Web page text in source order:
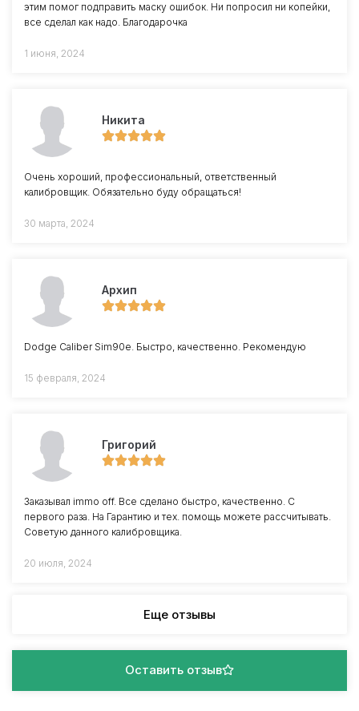
этим помог подправить маску ошибок. Ни попросил ни копейки,
все сделал как надо. Благодарочка
1 июня, 2024
Никита
Очень хороший, профессиональный, ответственный
калибровщик. Обязательно буду обращаться!
30 марта, 2024
Архип
Dodge Caliber Sim90e. Быстро, качественно. Рекомендую
15 февраля, 2024
Григорий
Заказывал immo off. Все сделано быстро, качественно. С
первого раза. На Гарантию и тех. помощь можете рассчитывать.
Советую данного калибровщика.
20 июля, 2024
Еще отзывы
Оставить отзыв